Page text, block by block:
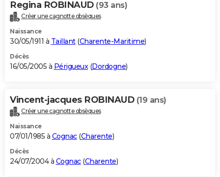
Regina ROBINAUD (93 ans)
Créer une cagnotte obsèques
Naissance
30/05/1911 à Taillant(Charente-Maritime)
Décès
16/05/2005 à Périgueux(Dordogne)
Vincent-jacques ROBINAUD (19 ans)
Créer une cagnotte obsèques
Naissance
07/01/1985 à Cognac(Charente)
Décès
24/07/2004 à Cognac(Charente)